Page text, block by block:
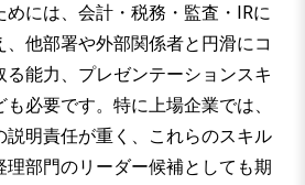
めには、会計・税務・監査・IRに
他部署や外部関係者と円滑にコ
る能力、プレゼンテーションスキ
必要です。特に上場企業では、
説明責任が重く、これらのスキル
理部門のリーダー候補としても期